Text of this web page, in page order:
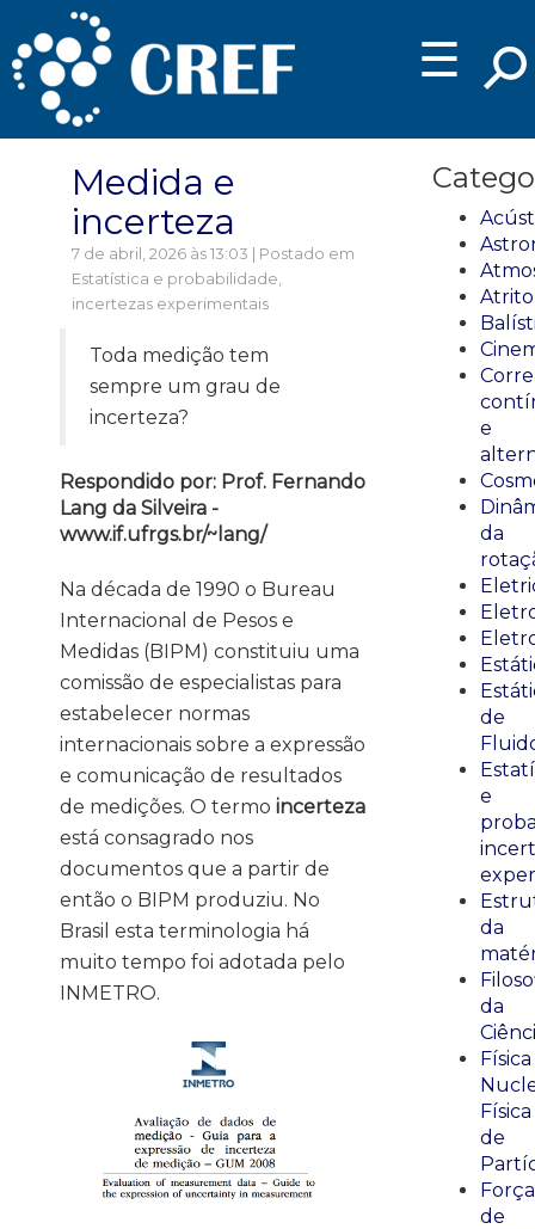
☰
Medida e
incerteza
7 de abril, 2026 às 13:03 | Postado em
Estatística e probabilidade,
incertezas experimentais
Toda medição tem
sempre um grau de
incerteza?
Respondido por: Prof. Fernando
Lang da Silveira -
www.if.ufrgs.br/~lang/
Na década de 1990 o Bureau
Internacional de Pesos e
Medidas (BIPM) constituiu uma
comissão de especialistas para
estabelecer normas
internacionais sobre a expressão
e comunicação de resultados
de medições. O termo incerteza
está consagrado nos
documentos que a partir de
então o BIPM produziu. No
Brasil esta terminologia há
muito tempo foi adotada pelo
INMETRO.
Atrito
e
da
de
e
da
da
Física
Física
de
Força
de